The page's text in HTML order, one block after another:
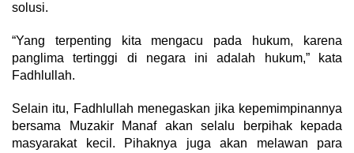
solusi.
“Yang terpenting kita mengacu pada hukum, karena
panglima tertinggi di negara ini adalah hukum,” kata
Fadhlullah.
Selain itu, Fadhlullah menegaskan jika kepemimpinannya
bersama Muzakir Manaf akan selalu berpihak kepada
masyarakat kecil. Pihaknya juga akan melawan para